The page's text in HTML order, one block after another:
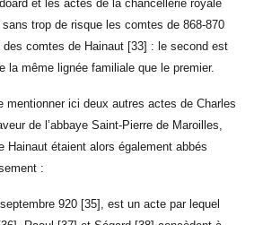
et les actes de la chancellerie royale
sans trop de risque les comtes de 868-870
des comtes de Hainaut [33] : le second est
la même lignée familiale que le premier.
mentionner ici deux autres actes de Charles
de l’abbaye Saint-Pierre de Maroilles,
Hainaut étaient alors également abbés
:
920 [35], est un acte par lequel